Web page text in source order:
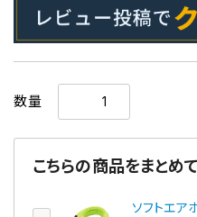
数量
こちらの商品をまとめ
ソフトエア